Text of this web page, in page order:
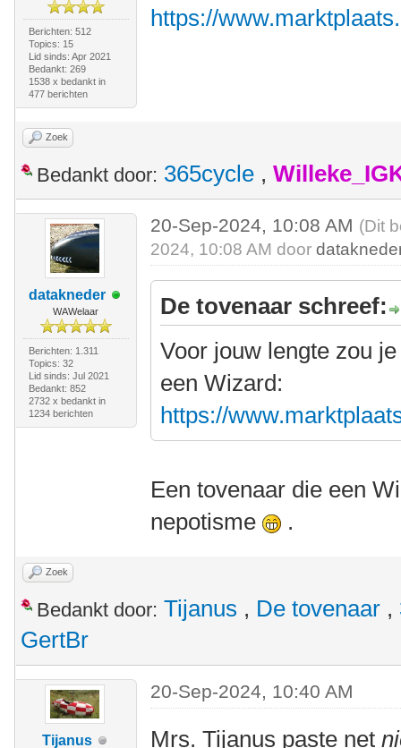
Berichten: 512
Topics: 15
Lid sinds: Apr 2021
Bedankt: 269
1538 x bedankt in
477 berichten
https://
Zoek
Bedankt door: 365cycle ,
datakneder
WAWelaar
Berichten: 1.311
Topics: 32
Lid sinds: Jul 2021
Bedankt: 852
2732 x bedankt in
1234 berichten
20-Sep-2024, 10:08 AM (Dit
2024, 10:08 AM door
De tovenaar schreef:
Voor jouw lengte zou
een Wizard:
https://
Een tovenaar die een
nepotisme
.
Zoek
Bedankt door: Tijanus , De tovenaar ,
GertBr
Tijanus
20-Sep-2024, 10:40 AM
Mrs. Tijanus paste net